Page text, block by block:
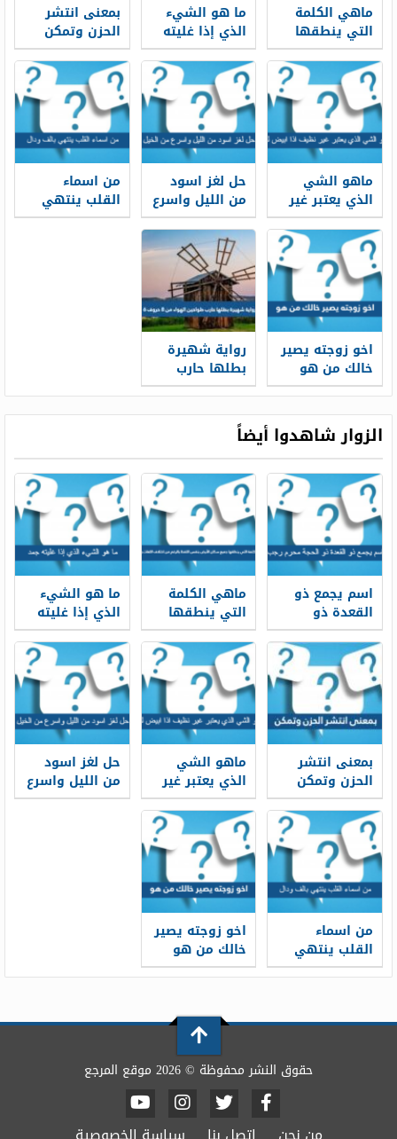
ماهي الكلمة
التي ينطقها
جميع سكان
الأرض بنفس
اللفظ بالرغم
من اختلاف
اللغات
واللهجات
ما هو الشيء
الذي إذا غليته
جمد
بمعنى انتشر
الحزن وتمكن
الحزن من 3
حروف
ماهو الشي
الذي يعتبر غير
نظيف اذا ابيض
لونه
حل لغز اسود
من الليل واسرع
من الخيل
من اسماء
القلب ينتهي
بالف ودال
اخو زوجته يصير
خالك من هو
رواية شهيرة
بطلها حارب
طواحين الهواء
الزوار شاهدوا أيضاً
اسم يجمع ذو
القعدة ذو
الحجة محرم
رجب الاشهر من
5 حروف
ماهي الكلمة
التي ينطقها
جميع سكان
الأرض بنفس
اللفظ بالرغم
من اختلاف
اللغات
واللهجات
ما هو الشيء
الذي إذا غليته
جمد
بمعنى انتشر
الحزن وتمكن
الحزن من 3
حروف
ماهو الشي
الذي يعتبر غير
نظيف اذا ابيض
لونه
حل لغز اسود
من الليل واسرع
من الخيل
من اسماء
القلب ينتهي
بالف ودال
اخو زوجته يصير
خالك من هو
حقوق النشر محفوظة © 2026 موقع المرجع